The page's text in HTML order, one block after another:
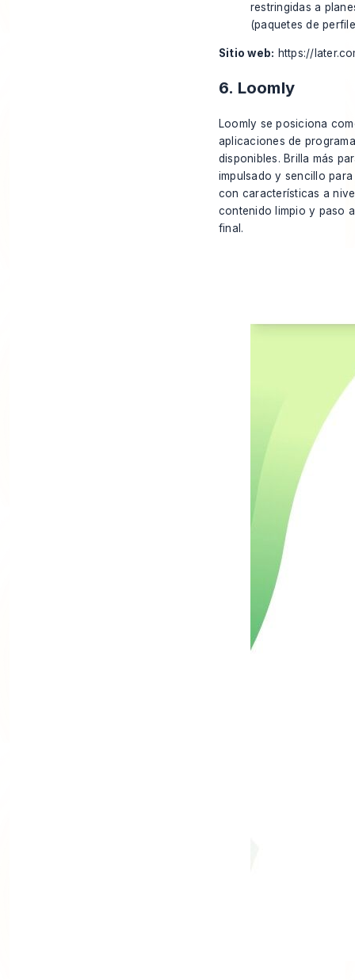
restringidas a
(paquetes de
Sitio web: https://
6. Loomly
Loomly se posiciona
aplicaciones de
disponibles. Brilla más
impulsado y sencillo
con características a
contenido limpio y paso
final.